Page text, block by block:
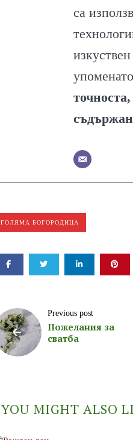
ПЪТЕШЕСТВИЯ
СЪБИТИЯ
КОМЕНТАРИ
са
ГОЛЯМА БОГОРОДИЦА
Previous post
Пожелания за
сватба
YOU MIGHT ALSO